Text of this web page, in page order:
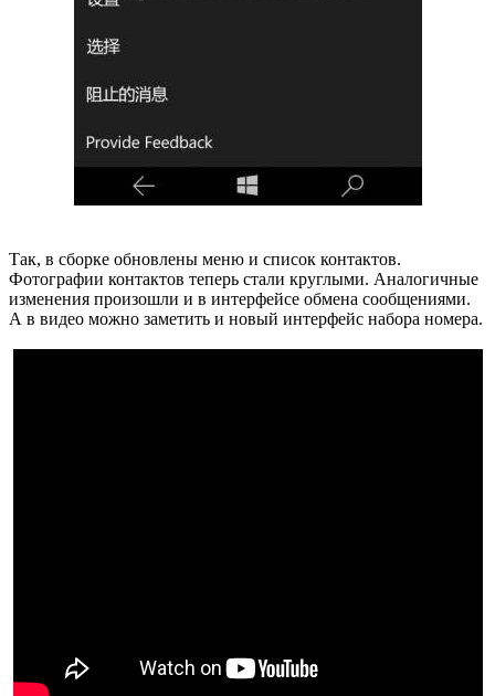
Так, в сборке обновлены меню и список контактов.
Фотографии контактов теперь стали круглыми. Аналогичные
изменения произошли и в интерфейсе обмена сообщениями.
А в видео можно заметить и новый интерфейс набора номера.